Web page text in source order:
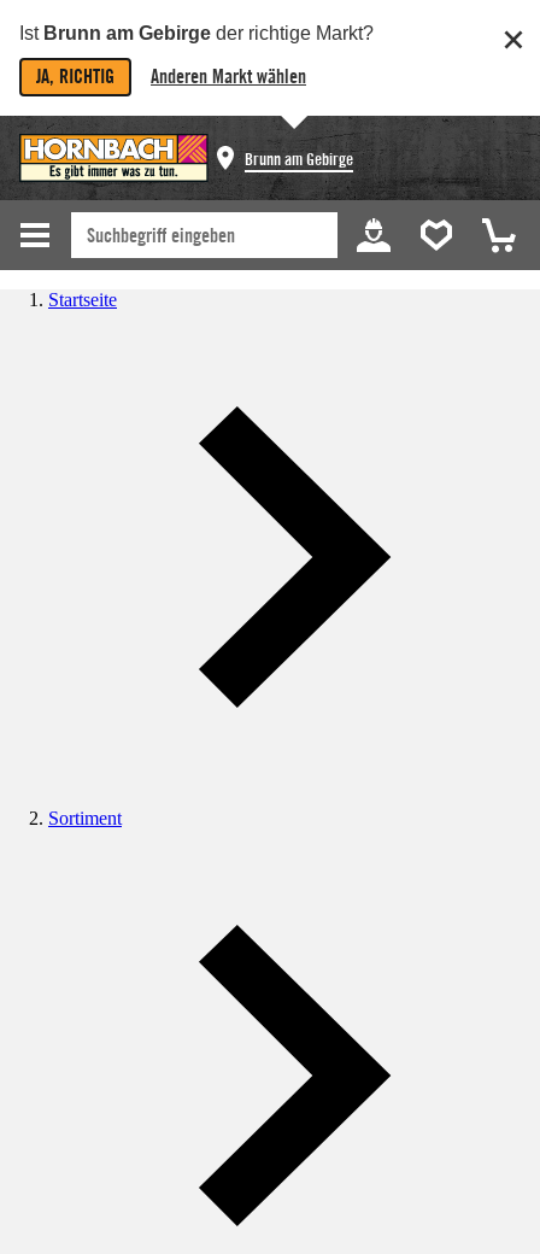
Ist Brunn am Gebirge der richtige Markt?
JA, RICHTIG Anderen Markt wählen
Brunn am Gebirge
Startseite
Sortiment